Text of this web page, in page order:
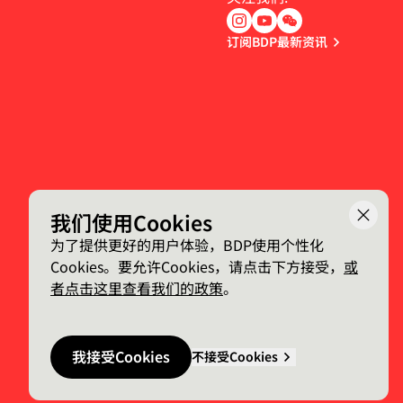
我们使用Cookies
为了提供更好的用户体验，BDP使用个性化
Cookies。要允许Cookies，请点击下方接受， 或
者点击这里查看我们的政策。
我接受Cookies 不接受Cookies
订阅BDP最新资讯
Made by P&P